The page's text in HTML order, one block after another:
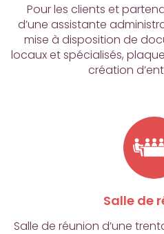
Pour les clients et
d’une assistante
mise à disposition de
locaux et spécialisés,
création
Salle de
Salle de réunion d’une